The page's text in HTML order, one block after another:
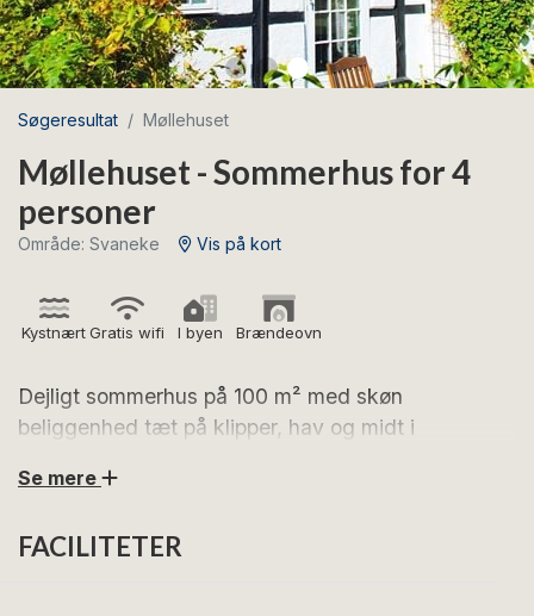
Søgeresultat Møllehuset
Møllehuset - Sommerhus for 4
personer
Område: Svaneke Vis på kort
KystnærtGratis wifi I byen Brændeovn
Dejligt sommerhus på 100 m² med skøn
beliggenhed tæt på klipper, hav og midt i
fredeligt på vandsiden af Møllebakken – tæt ved
Se mere
FACILITETER